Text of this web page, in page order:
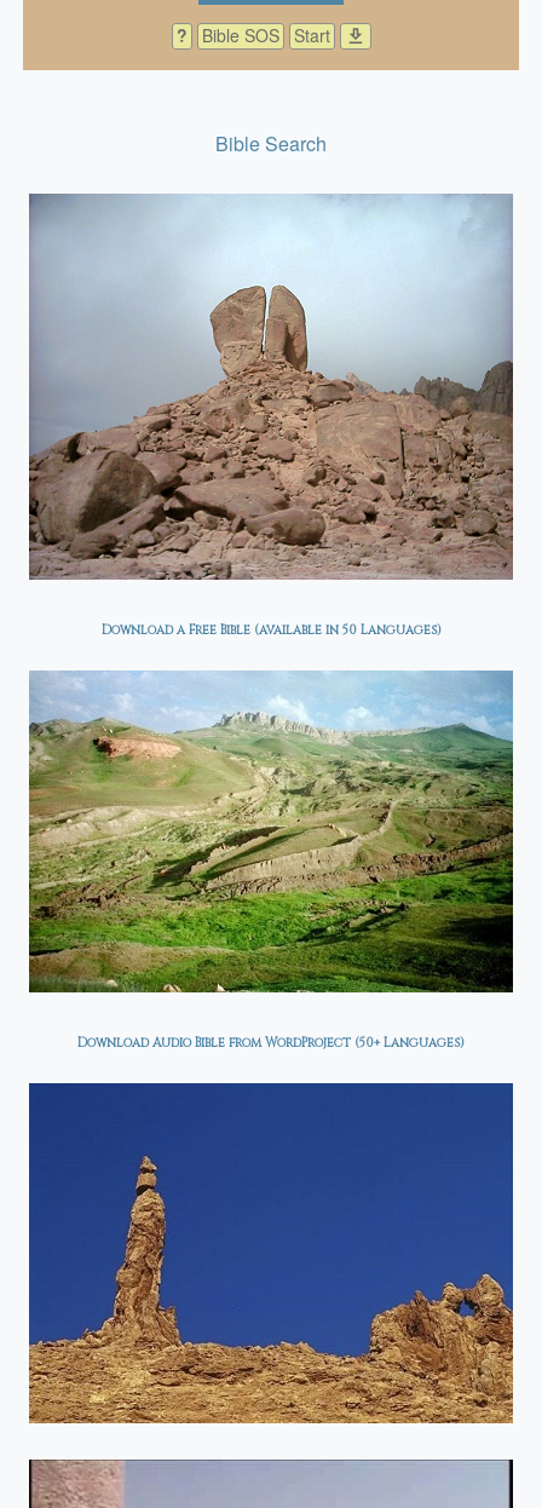
? Bible SOS Start download
Bible Search
Download a Free Bible (available in 50 Languages)
Download Audio Bible from WordProject (50+ Languages)